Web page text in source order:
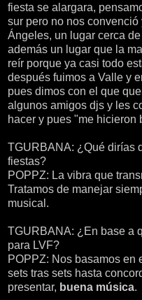
fiesta se alargara,
sur pero no nos
Ángeles, un lugar cerca
además un lugar que la
reír porque ya casi todo
después fuimos a Valle y
pues dimos con el que
algunos amigos djs y les
hacer y pues "me hicieron
TGURBANA: ¿Qué dirías
fiestas?
POPPZ: La vibra que
Tratamos de manejar
musical.
TGURBANA: ¿En base a
para LVF?
POPPZ: Nos basamos en
sets tras sets hasta
presentar, buena música.